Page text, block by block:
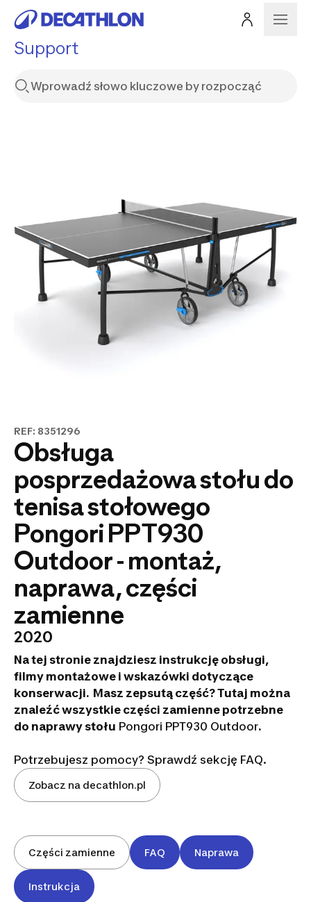
Support
REF: 8351296
Obsługa
posprzedażowa stołu do
tenisa stołowego
Pongori PPT930
Outdoor - montaż,
naprawa, części
zamienne
2020
Na tej stronie znajdziesz instrukcję obsługi,
filmy montażowe i wskazówki dotyczące
konserwacji. Masz zepsutą część? Tutaj można
znaleźć wszystkie części zamienne potrzebne
do naprawy stołu Pongori PPT930 Outdoor.
Potrzebujesz pomocy? Sprawdź sekcję FAQ.
Zobacz na decathlon.pl
Części zamienne FAQ Naprawa
Instrukcja